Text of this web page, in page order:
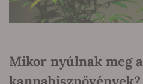
Mikor nyúlnak meg a